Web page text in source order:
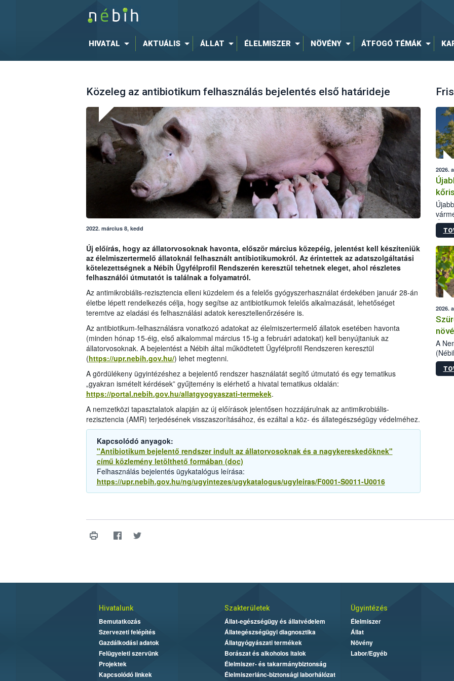
HIVATAL AKTUÁLIS ÁLLAT ÉLELMISZER NÖVÉNY ÁTFOGÓ TÉMÁK
Közeleg az antibiotikum felhasználás bejelentés első határideje
2022. március 8, kedd
Új előírás, hogy az állatorvosoknak havonta, először március közepéig, jelentést kell készíteniük
az élelmiszertermelő állatoknál felhasznált antibiotikumokról. Az érintettek az adatszolgáltatási
kötelezettségnek a Nébih Ügyfélprofil Rendszerén keresztül tehetnek eleget, ahol részletes
felhasználói útmutatót is találnak a folyamatról.
Az antimikrobiális-rezisztencia elleni küzdelem és a felelős gyógyszerhasználat érdekében január 28-án
életbe lépett rendelkezés célja, hogy segítse az antibiotikumok felelős alkalmazását, lehetőséget
teremtve az eladási és felhasználási adatok keresztellenőrzésére is.
Az antibiotikum-felhasználásra vonatkozó adatokat az élelmiszertermelő állatok esetében havonta
(minden hónap 15-éig, első alkalommal március 15-ig a februári adatokat) kell benyújtaniuk az
állatorvosoknak. A bejelentést a Nébih által működtetett Ügyfélprofil Rendszeren keresztül
(https://upr.nebih.gov.hu/) lehet megtenni.
A gördülékeny ügyintézéshez a bejelentő rendszer használatát segítő útmutató és egy tematikus
„gyakran ismételt kérdések” gyűjtemény is elérhető a hivatal tematikus oldalán:
https://portal.nebih.gov.hu/allatgyogyaszati-termekek.
A nemzetközi tapasztalatok alapján az új előírások jelentősen hozzájárulnak az antimikrobiális-
rezisztencia (AMR) terjedésének visszaszorításához, és ezáltal a köz- és állategészségügy védelméhez.
Kapcsolódó anyagok:
"Antibiotikum bejelentő rendszer indult az állatorvosoknak és a nagykereskedőknek"
című közlemény letölthető formában (doc)
Felhasználás bejelentés ügykatalógus leírása:
https://upr.nebih.gov.hu/ng/ugyintezes/ugykatalogus/ugyleiras/F0001-S0011-U0016
2026.
2026.
A
Hivatalunk
Bemutatkozás
Szervezeti felépítés
Gazdálkodási adatok
Felügyeleti szervünk
Projektek
Kapcsolódó linkek
Szakterületek
Állat-egészségügy és állatvédelem
Állategészségügyi diagnosztika
Állatgyógyászati termékek
Borászat és alkoholos italok
Élelmiszer- és takarmánybiztonság
Élelmiszerlánc-biztonsági laborhálózat
Ügyintézés
Élelmiszer
Állat
Növény
Labor/Egyéb